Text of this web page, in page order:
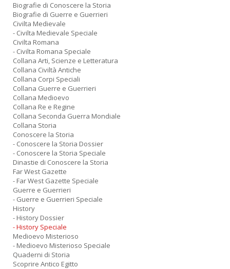
Biografie di Conoscere la Storia
Biografie di Guerre e Guerrieri
Civilta Medievale
- Civilta Medievale Speciale
Civilta Romana
- Civilta Romana Speciale
Collana Arti, Scienze e Letteratura
Collana Civiltà Antiche
Collana Corpi Speciali
Collana Guerre e Guerrieri
Collana Medioevo
Collana Re e Regine
Collana Seconda Guerra Mondiale
Collana Storia
Conoscere la Storia
- Conoscere la Storia Dossier
- Conoscere la Storia Speciale
Dinastie di Conoscere la Storia
Far West Gazette
- Far West Gazette Speciale
Guerre e Guerrieri
- Guerre e Guerrieri Speciale
History
- History Dossier
- History Speciale
Medioevo Misterioso
- Medioevo Misterioso Speciale
Quaderni di Storia
Scoprire Antico Egitto